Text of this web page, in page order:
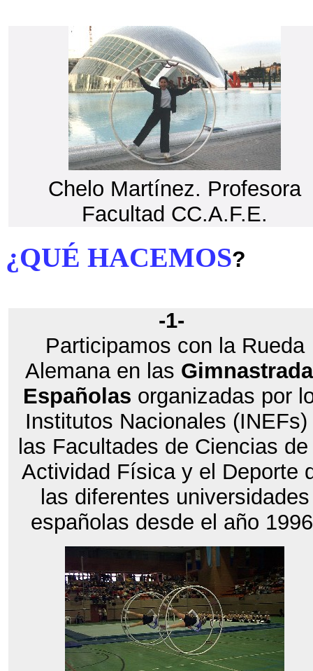
Chelo Martínez. Profesora
Facultad CC.A.F.E.
¿QUÉ HACEMOS?
-1-
Participamos con la Rueda
Alemana en las
Españolas organizadas por
Institutos Nacionales (INEFs)
las Facultades de Ciencias
Actividad Física y el Deporte
las diferentes universidades
españolas desde el año